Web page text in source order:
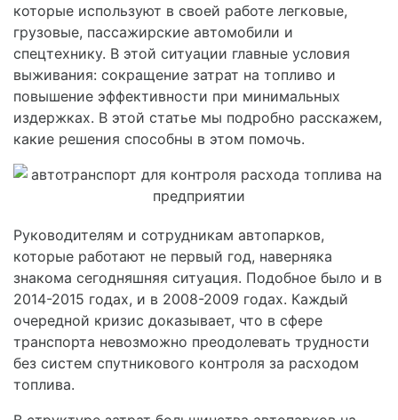
которые используют в своей работе легковые,
грузовые, пассажирские автомобили и
спецтехнику. В этой ситуации главные условия
выживания: сокращение затрат на топливо и
повышение эффективности при минимальных
издержках. В этой статье мы подробно расскажем,
какие решения способны в этом помочь.
Руководителям и сотрудникам автопарков,
которые работают не первый год, наверняка
знакома сегодняшняя ситуация. Подобное было и в
2014-2015 годах, и в 2008-2009 годах. Каждый
очередной кризис доказывает, что в сфере
транспорта невозможно преодолевать трудности
без систем спутникового контроля за расходом
топлива.